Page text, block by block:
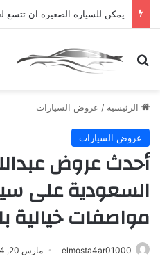
يمكن للسياره الصغيره ان تتسع
بحث عن
الرئيسية / عروض السيارات
عروض السيارات
أحدث عروض
السعودية على
مواصفات خيالية
elmosta4ar01000 مارس 20, 2024